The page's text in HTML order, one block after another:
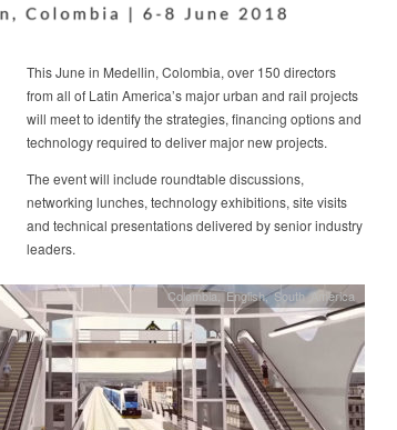
This June in Medellin, Colombia, over 150 directors
from all of Latin America’s major urban and rail projects
will meet to identify the strategies, financing options and
technology required to deliver major new projects.
The event will include roundtable discussions,
networking lunches, technology exhibitions, site visits
and technical presentations delivered by senior industry
leaders.
Colombia,English,South America